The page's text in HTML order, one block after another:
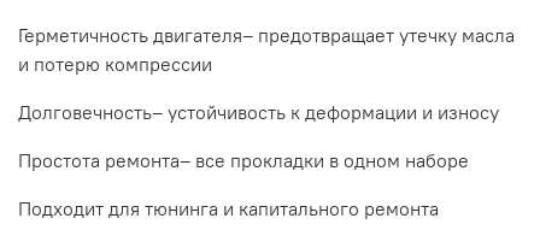
Герметичность двигателя– предотвращает утечку масла
и потерю компрессии
Долговечность– устойчивость к деформации и износу
Простота ремонта– все прокладки в одном наборе
Подходит для тюнинга и капитального ремонта